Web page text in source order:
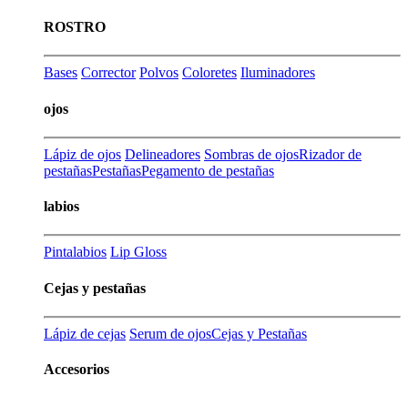
ROSTRO
Bases Corrector Polvos Coloretes Iluminadores
ojos
Lápiz de ojos Delineadores Sombras de ojosRizador de
pestañasPestañasPegamento de pestañas
labios
Pintalabios Lip Gloss
Cejas y pestañas
Lápiz de cejas Serum de ojosCejas y Pestañas
Accesorios